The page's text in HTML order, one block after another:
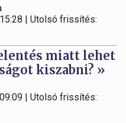
| Utolsó frissítés:
miatt lehet
kiszabni? »
| Utolsó frissítés: